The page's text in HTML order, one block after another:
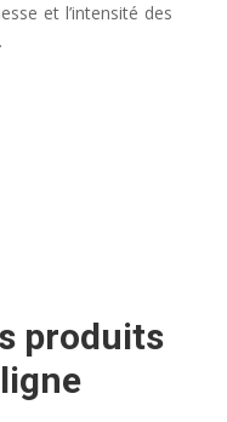
et l’intensité des
produits